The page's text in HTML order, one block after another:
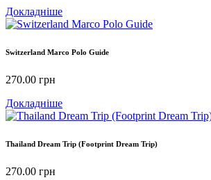
Докладніше
Switzerland Marco Polo Guide
270.00 грн
Докладніше
Thailand Dream Trip (Footprint Dream Trip)
270.00 грн